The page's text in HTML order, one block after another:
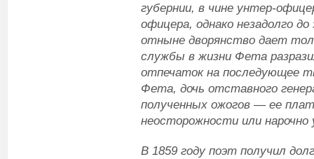
губернии, в чине унтер-
офицера, однако незадолго
отныне дворянство дает
службы в жизни Фета
отпечаток на последующее
Фета, дочь отставного
полученных ожогов — ее
неосторожности или нарочно
В 1859 году поэт получил